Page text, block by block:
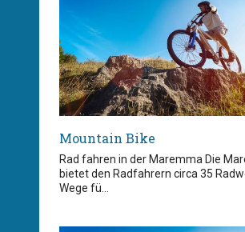
Mountain Bike
Rad fahren in der Maremma Die
bietet den Radfahrern circa 35
Wege fü...